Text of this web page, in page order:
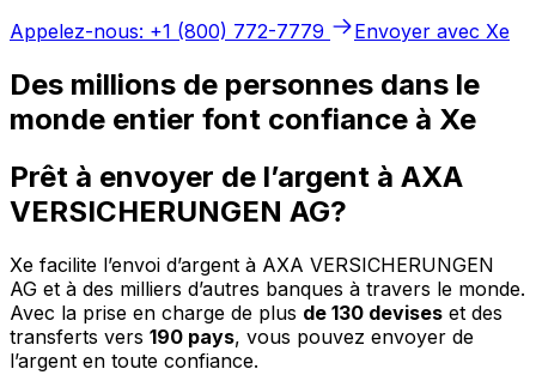
Appelez-nous: +1 (800) 772-7779
Envoyer avec Xe
Des millions de personnes dans le
monde entier font confiance à Xe
Prêt à envoyer de l’argent à AXA
VERSICHERUNGEN AG?
Xe facilite l’envoi d’argent à AXA VERSICHERUNGEN
AG et à des milliers d’autres banques à travers le monde.
Avec la prise en charge de plus de 130 devises et des
transferts vers 190 pays, vous pouvez envoyer de
l’argent en toute confiance.